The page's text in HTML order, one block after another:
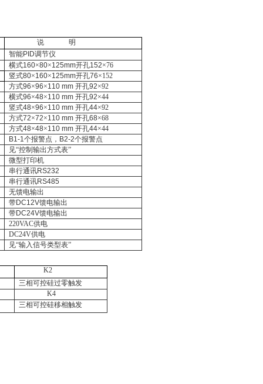
说
明
智能PID调节仪
横式160×80×125mm开孔152×76
竖式80×160×125mm开孔76×152
方式96×96×110 mm 开孔92×92
横式96×48×110 mm 开孔92×44
竖式48×96×110 mm 开孔44×92
方式72×72×110 mm 开孔68×68
方式48×48×110 mm 开孔44×44
B1-1个报警点， B2-2个报警点
见“控制输出方式表”
微型打印机
串行通讯RS232
串行通讯RS485
无馈电输出
带DC12V馈电输出
带DC24V馈电输出
220VAC供电
DC24V供电
见“输入信号类型表”
K2
三相可控硅过零触发
K4
三相可控硅移相触发